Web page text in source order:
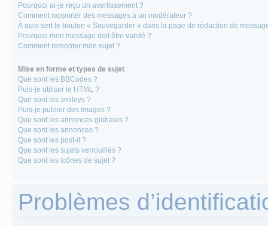
Pourquoi ai-je reçu un avertissement ?
Comment rapporter des messages à un modérateur ?
À quoi sert le bouton « Sauvegarder » dans la page de rédaction de
Pourquoi mon message doit être validé ?
Comment remonter mon sujet ?
Mise en forme et types de sujet
Que sont les BBCodes ?
Puis-je utiliser le HTML ?
Que sont les smileys ?
Puis-je publier des images ?
Que sont les annonces globales ?
Que sont les annonces ?
Que sont les post-it ?
Que sont les sujets verrouillés ?
Que sont les icônes de sujet ?
Problèmes